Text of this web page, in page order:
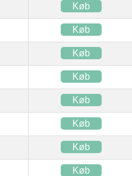
Køb
Køb
Køb
Køb
Køb
Køb
Køb
Køb